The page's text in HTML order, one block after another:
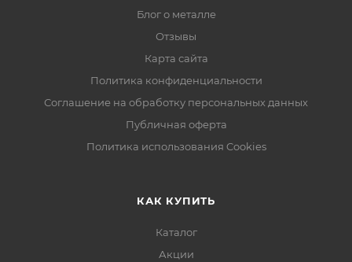
Блог о металле
Отзывы
Карта сайта
Политика конфиденциальности
Соглашение на обработку персональных данных
Публичная оферта
Политика использования Cookies
КАК КУПИТЬ
Каталог
Акции